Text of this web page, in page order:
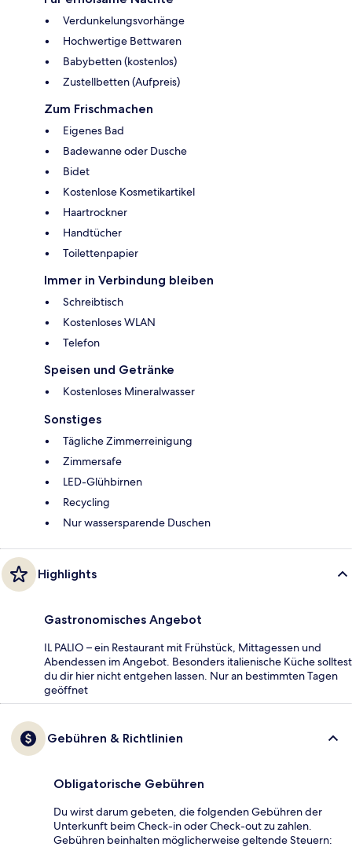
Verdunkelungsvorhänge
Hochwertige Bettwaren
Babybetten (kostenlos)
Zustellbetten (Aufpreis)
Zum Frischmachen
Eigenes Bad
Badewanne oder Dusche
Bidet
Kostenlose Kosmetikartikel
Haartrockner
Handtücher
Toilettenpapier
Immer in Verbindung bleiben
Schreibtisch
Kostenloses WLAN
Telefon
Speisen und Getränke
Kostenloses Mineralwasser
Sonstiges
Tägliche Zimmerreinigung
Zimmersafe
LED-Glühbirnen
Recycling
Nur wassersparende Duschen
Highlights
Gastronomisches Angebot
IL PALIO – ein Restaurant mit Frühstück, Mittagessen und
Abendessen im Angebot. Besonders italienische Küche solltest
du dir hier nicht entgehen lassen. Nur an bestimmten Tagen
geöffnet
Gebühren & Richtlinien
Obligatorische Gebühren
Du wirst darum gebeten, die folgenden Gebühren der
Unterkunft beim Check-in oder Check-out zu zahlen.
Gebühren beinhalten möglicherweise geltende Steuern: